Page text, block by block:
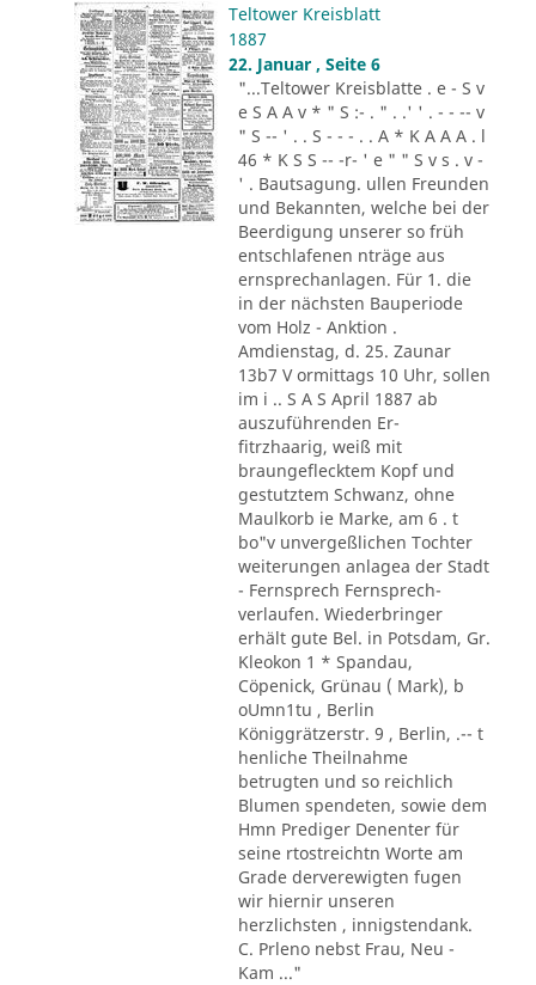
Teltower Kreisblatt
1887
22. Januar , Seite 6
"...Teltower Kreisblatte . e - S v
e S A A v * " S :- . " . .' ' . - - -- v
" S -- ' . . S - - - . . A * K A A A . l
46 * K S S -- -r- ' e " " S v s . v -
' . Bautsagung. ullen Freunden
und Bekannten, welche bei der
Beerdigung unserer so früh
entschlafenen nträge aus
ernsprechanlagen. Für 1. die
in der nächsten Bauperiode
vom Holz - Anktion .
Amdienstag, d. 25. Zaunar
13b7 V ormittags 10 Uhr, sollen
im i .. S A S April 1887 ab
auszuführenden Er-
fitrzhaarig, weiß mit
braungeflecktem Kopf und
gestutztem Schwanz, ohne
Maulkorb ie Marke, am 6 . t
bo"v unvergeßlichen Tochter
weiterungen anlagea der Stadt
- Fernsprech Fernsprech-
verlaufen. Wiederbringer
erhält gute Bel. in Potsdam, Gr.
Kleokon 1 * Spandau,
Cöpenick, Grünau ( Mark), b
oUmn1tu , Berlin
Königgrätzerstr. 9 , Berlin, .-- t
henliche Theilnahme
betrugten und so reichlich
Blumen spendeten, sowie dem
Hmn Prediger Denenter für
seine rtostreichtn Worte am
Grade derverewigten fugen
wir hiernir unseren
herzlichsten , innigstendank.
C. Prleno nebst Frau, Neu -
Kam ..."